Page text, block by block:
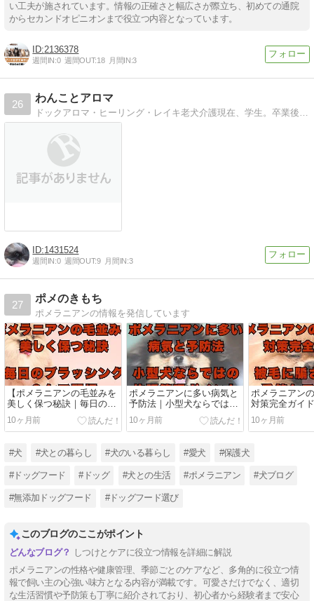
い工夫が施されています。情報の正確さと幅広さが際立ち、初めての通院
からセカンドオピニオンまで役立つ内容となっています。
2136378
週間IN:0 週間OUT:18 月間IN:3
26
わんことアロマ
ドックアロマ・ヒーリング・レイキ老犬介護現在、学生。卒業後100匹を目標にボランティアでマッサージを目標奮闘中
1431524
週間IN:0 週間OUT:9 月間IN:3
27
ポメのきもち
ポメラニアンの情報を発信しています
【ポメラニアンの毛並みを
美しく保つ秘訣｜毎日のブ
ラッシング＆ケア習慣】
10ヶ月前
ポメラニアンに多い病気と
予防法｜小型犬ならではの
体調管理ポイント
10ヶ月前
ポメラニアン
対策完全ガイ
されない季節
10ヶ月前
#犬 #犬との暮らし #犬のいる暮らし #愛犬 #保護犬
#ドッグフード #ドッグ #犬との生活 #ポメラニアン #犬ブログ
#無添加ドッグフード #ドッグフード選び
このブログのここがポイント
しつけとケアに役立つ情報を詳細に解説
ポメラニアンの性格や健康管理、季節ごとのケアなど、多角的に役立つ情
報で飼い主の心強い味方となる内容が満載です。可愛さだけでなく、適切
な生活習慣や予防策も丁寧に紹介されており、初心者から経験者まで安心